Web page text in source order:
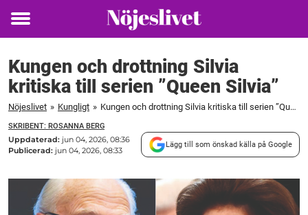
Toggle
Kungen och drottning Silvia
kritiska till serien ”Queen Silvia”
Nöjeslivet » Kungligt » Kungen och drottning Silvia kritiska till serien ”Queen Silvia”
SKRIBENT: ROSANNA BERG
Uppdaterad: jun 04, 2026, 08:36
Publicerad: jun 04, 2026, 08:33
Lägg till som önskad källa på Google